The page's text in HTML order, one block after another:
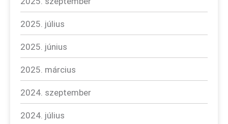
2025. július
2025. június
2025. március
2024. szeptember
2024. július